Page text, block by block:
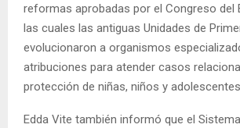
reformas aprobadas por el Congreso del
las cuales las antiguas Unidades de
evolucionaron a organismos
atribuciones para atender casos
protección de niñas, niños y
Edda Vite también informó que el